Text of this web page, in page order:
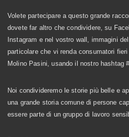
Volete partecipare a questo grande
dovete far altro che condividere, su
Instagram e nel vostro wall, immagini
particolare che vi renda consumatori
Molino Pasini, usando il nostro hashtag
Noi condivideremo le storie più belle e
una grande storia comune di persone
essere parte di un gruppo di lavoro